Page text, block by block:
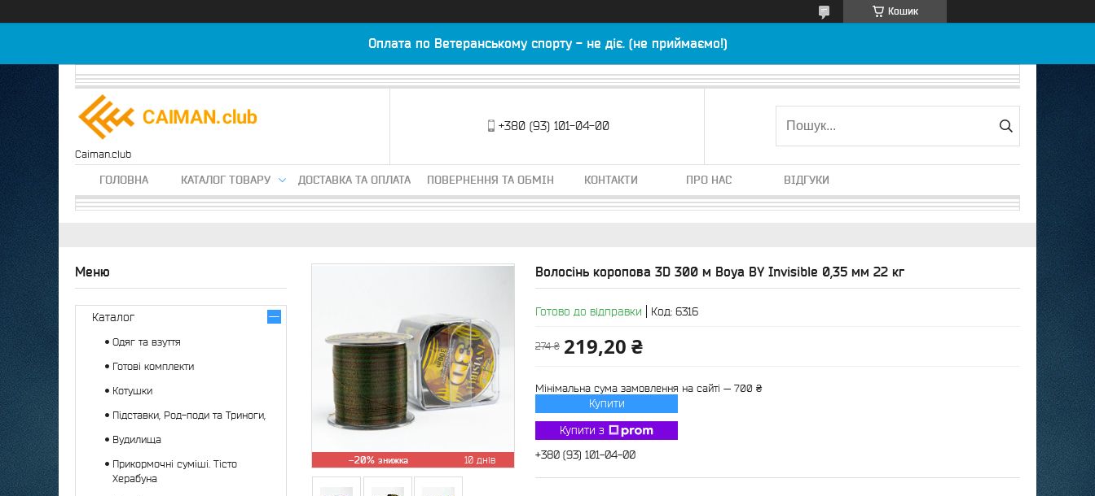
Кошик
Оплата по Ветеранському спорту - не діє. (не приймаємо!)
Caiman.club
+380 (93) 101-04-00
ГОЛОВНА КАТАЛОГ ТОВАРУ ДОСТАВКА ТА ОПЛАТА ПОВЕРНЕННЯ ТА ОБМІН КОНТАКТИ ПРО НАС ВІДГУКИ
–20% 10 днів
Волосінь коропова 3D 300 м Boya BY Invisible 0,35 мм 22 кг
Готово до відправки Код: 6316
274 ₴ 219,20 ₴
Мінімальна сума замовлення на сайті — 700 ₴
Купити
Купити з
+380 (93) 101-04-00
Каталог
Одяг та взуття
Готові комплекти
Котушки
Підставки, Род-поди та Триноги,
Вудилища
Прикормочні суміші. Тісто
Херабуна